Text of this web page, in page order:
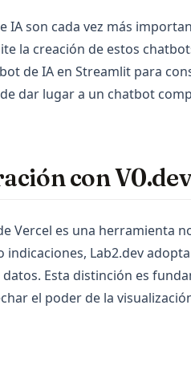
IA son cada vez más
la creación de estos
de IA en Streamlit para
dar lugar a un chatbot
con V0.dev
Vercel es una herramienta
indicaciones, Lab2.dev
Esta distinción es
el poder de la